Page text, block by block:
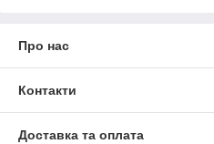
Про нас
Контакти
Доставка та оплата